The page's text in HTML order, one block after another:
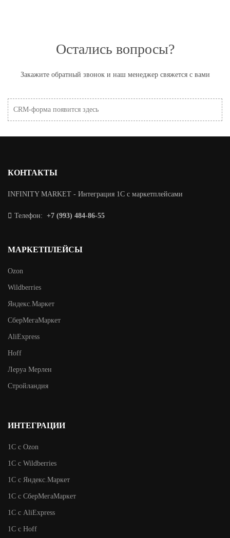
Остались вопросы?
Закажите обратный звонок и наш менеджер свяжется с вами
CRM-форма появится здесь
КОНТАКТЫ
INFINITY MARKET - Интеграция 1С с маркетплейсами
Телефон: +7 (993) 484-86-55
МАРКЕТПЛЕЙСЫ
Ozon
Wildberries
Яндекс.Маркет
СберМегаМаркет
AliExpress
Hoff
Леруа Мерлен
Стройландия
ИНТЕГРАЦИИ
1С с Ozon
1С с Wildberries
1C c Яндекс.Маркет
1С с СберМегаМаркет
1С с AliExpress
1С с Hoff